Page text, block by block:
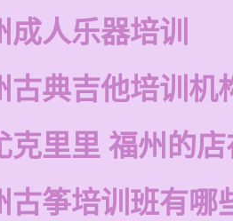
成人乐器培训
古典吉他培训机
克里里 福州的
古筝培训班有哪